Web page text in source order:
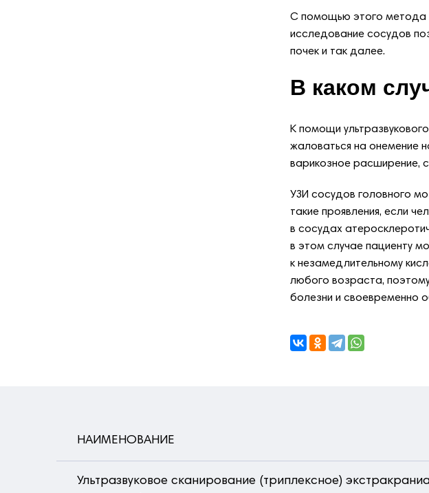
С помощью этого метода
исследование сосудов
почек и так далее.
В каком
К помощи
жаловаться на онемение
варикозное расширение,
УЗИ сосудов головного
такие проявления, если
в сосудах
в этом случае пациенту
к незамедлительному
любого возраста,
болезни и своевременно
НАИМЕНОВАНИЕ
Ультразвуковое сканирование (триплексное)